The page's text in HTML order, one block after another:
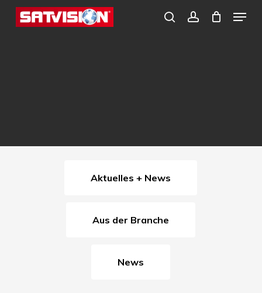
Skip
search
Menu
Aktuelles + News
Aus der Branche
News